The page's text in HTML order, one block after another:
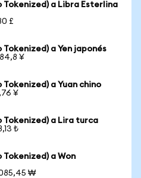
Tokenized) a Libra Esterlina
£
a Yen japonés
¥
a Yuan chino
¥
Tokenized) a Lira turca
₺
a Won
₩